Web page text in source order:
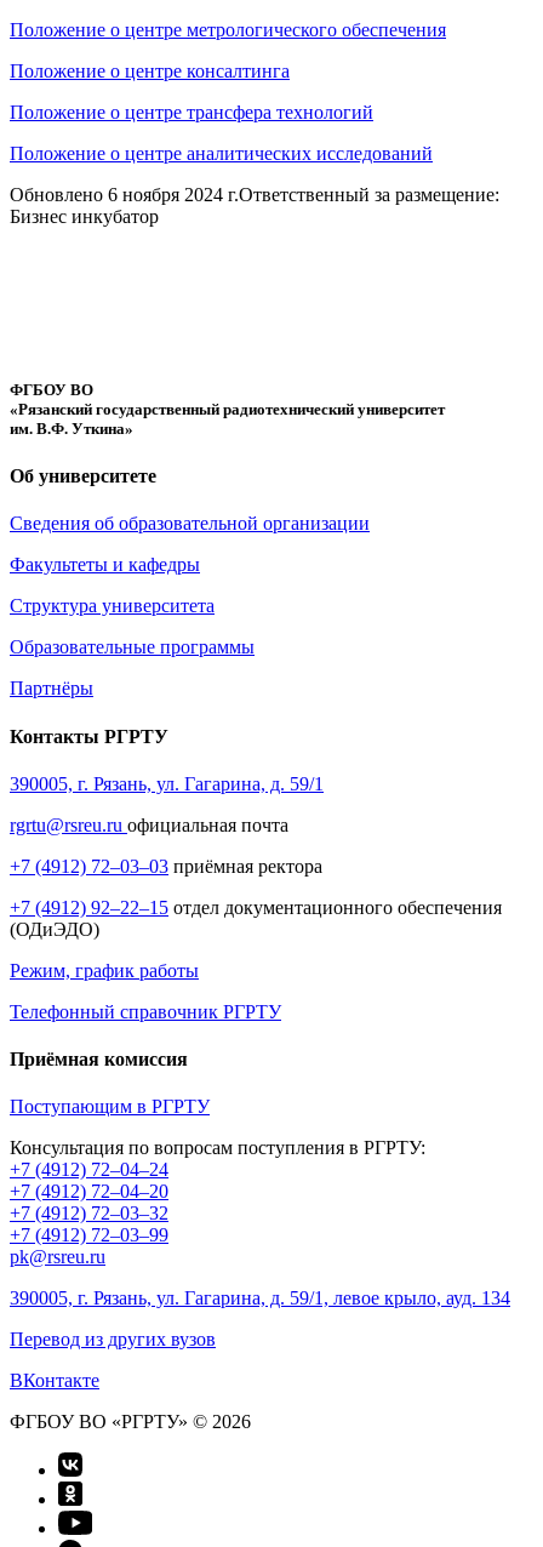
Положение о центре метрологического обеспечения
Положение о центре консалтинга
Положение о центре трансфера технологий
Положение о центре аналитических исследований
Обновлено 6 ноября 2024 г.Ответственный за размещение:
Бизнес инкубатор
ФГБОУ ВО
«Рязанский государственный радиотехнический университет
им. В.Ф. Уткина»
Об университете
Сведения об образовательной организации
Факультеты и кафедры
Структура университета
Образовательные программы
Партнёры
Контакты РГРТУ
390005, г. Рязань, ул. Гагарина, д. 59/1
rgrtu@rsreu.ru официальная почта
+7 (4912) 72–03–03 приёмная ректора
+7 (4912) 92–22–15 отдел документационного обеспечения
(ОДиЭДО)
Режим, график работы
Телефонный справочник РГРТУ
Приёмная комиссия
Поступающим в РГРТУ
Консультация по вопросам поступления в РГРТУ:
+7 (4912) 72–04–24
+7 (4912) 72–04–20
+7 (4912) 72–03–32
+7 (4912) 72–03–99
pk@rsreu.ru
390005, г. Рязань, ул. Гагарина, д. 59/1, левое крыло, ауд. 134
Перевод из других вузов
ВКонтакте
ФГБОУ ВО «РГРТУ» © 2026